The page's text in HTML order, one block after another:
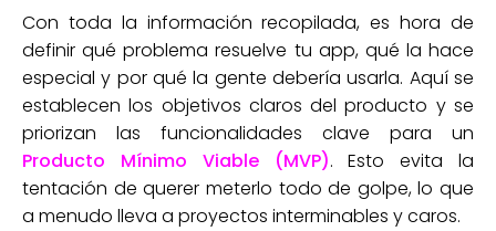
Con toda la información recopilada, es hora de
definir qué problema resuelve tu app, qué la hace
especial y por qué la gente debería usarla. Aquí se
establecen los objetivos claros del producto y se
priorizan las funcionalidades clave para un
Producto Mínimo Viable (MVP). Esto evita la
tentación de querer meterlo todo de golpe, lo que
a menudo lleva a proyectos interminables y caros.